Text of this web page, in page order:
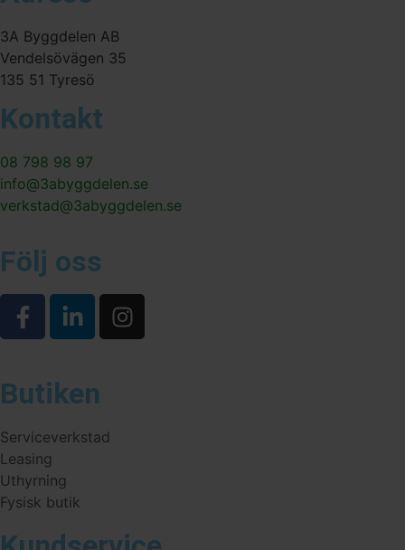
3A Byggdelen AB
Vendelsövägen 35
135 51 Tyresö
Kontakt
08 798 98 97
info@3abyggdelen.se
verkstad@3abyggdelen.se
Följ oss
Butiken
Serviceverkstad
Leasing
Uthyrning
Fysisk butik